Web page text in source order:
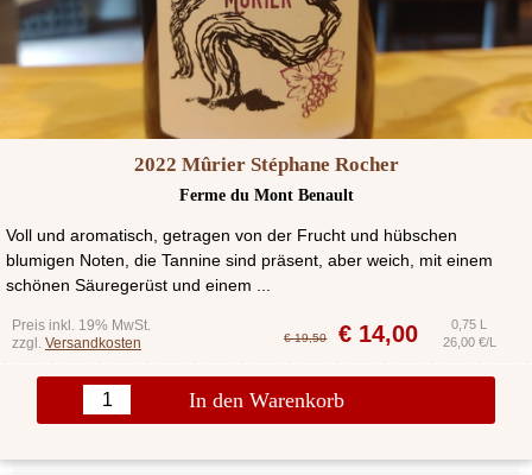
2022 Mûrier Stéphane Rocher
Ferme du Mont Benault
Voll und aromatisch, getragen von der Frucht und hübschen
blumigen Noten, die Tannine sind präsent, aber weich, mit einem
schönen Säuregerüst und einem ...
Preis inkl. 19% MwSt.
zzgl. Versandkosten € 19,50 € 14,00
0,75 L
26,00 €/L
In den Warenkorb